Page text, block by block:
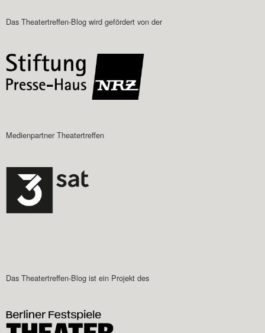
Das Theatertreffen-Blog wird gefördert von der
Medienpartner Theatertreffen
Das Theatertreffen-Blog ist ein Projekt des